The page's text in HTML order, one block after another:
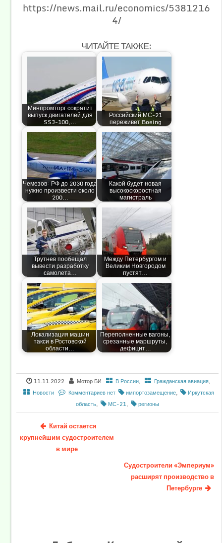
https://news.mail.ru/economics/5381216
4/
ЧИТАЙТЕ ТАКЖЕ:
Минпромторг сократит
выпуск двигателей для
SSJ-100,…
Российский МС-21
переживет Boeing
Чемезов: РФ до 2030 года
нужно произвести около
200…
Какой будет новая
высокоскоростная
магистраль
Трутнев пообещал
вывести разработку
самолета…
Между Петербургом и
Великим Новгородом
пустят…
Локализация машин
такси в Ростовской
области…
Переполненные вагоны,
срезанные маршруты,
дефицит…
11.11.2022 Мотор БИ В России, Гражданская авиация,
Новости
Комментариев нет импортозамещение,
Иркутская
область, МС-21, регионы
Китай остается
крупнейшим судостроителем
в мире
Судостроители «Эмпериум»
расширят производство в
Петербурге